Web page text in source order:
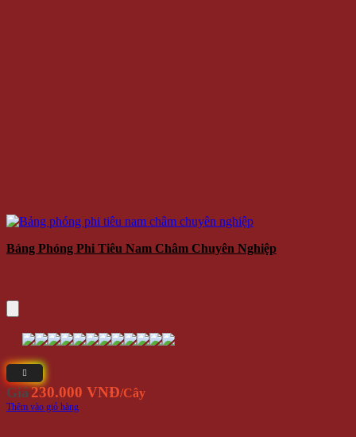
Bảng Phóng Phi Tiêu Nam Châm Chuyên Nghiệp
Giá230.000 VNĐ/Cây
Thêm vào giỏ hàng